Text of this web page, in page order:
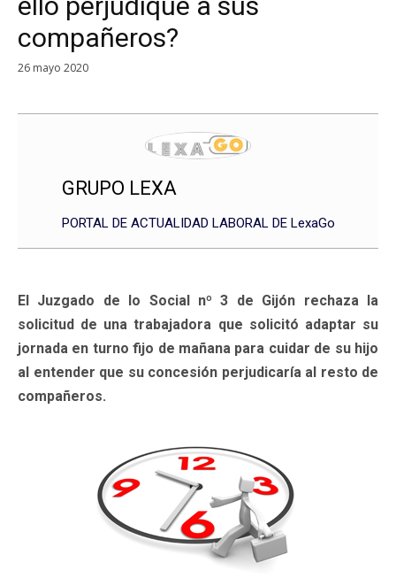
compañeros?
26 mayo 2020
GRUPO LEXA
PORTAL DE ACTUALIDAD LABORAL DE LexaGo
El Juzgado de lo Social nº 3 de Gijón rechaza la
solicitud de una trabajadora que solicitó adaptar su
jornada en turno fijo de mañana para cuidar de su hijo
al entender que su concesión perjudicaría al resto de
compañeros.